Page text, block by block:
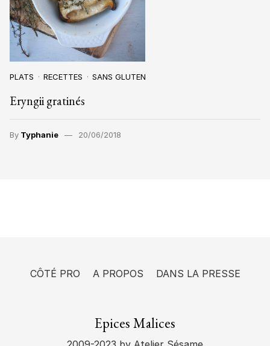
PLATS RECETTES SANS GLUTEN
Eryngii gratinés
By Typhanie 20/06/2018
CÔTÉ PRO A PROPOS DANS LA PRESSE
Epices Malices